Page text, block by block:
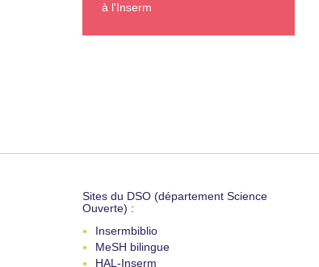
à l'Inserm
Sites du DSO (département Science
Ouverte) :
Insermbiblio
MeSH bilingue
HAL-Inserm